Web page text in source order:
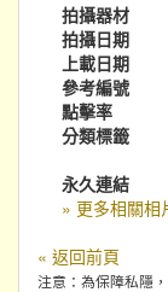
拍攝器材
拍攝日期
上載日期
參考編號
點擊率
分類標籤
永久連結
» 更多相關相
« 返回前頁
注意：為保障私隱